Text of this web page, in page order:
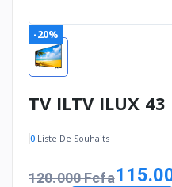
-20%
TV ILTV ILUX 43
0 Liste De Souhaits
120.000 Fcfa